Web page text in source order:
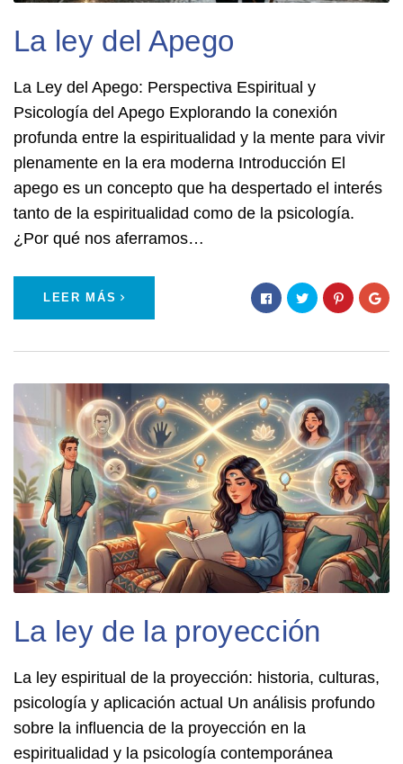
La ley del Apego
La Ley del Apego: Perspectiva Espiritual y
Psicología del Apego Explorando la conexión
profunda entre la espiritualidad y la mente para vivir
plenamente en la era moderna Introducción El
apego es un concepto que ha despertado el interés
tanto de la espiritualidad como de la psicología.
¿Por qué nos aferramos…
LEER MÁS
La ley de la proyección
La ley espiritual de la proyección: historia, culturas,
psicología y aplicación actual Un análisis profundo
sobre la influencia de la proyección en la
espiritualidad y la psicología contemporánea